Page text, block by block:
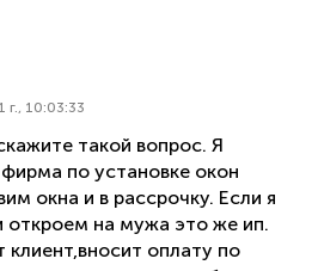
г., 10:03:33
такой вопрос. Я
по установке окон
окна и в рассрочку. Если я
откроем на мужа это же ип.
клиент,вносит оплату по